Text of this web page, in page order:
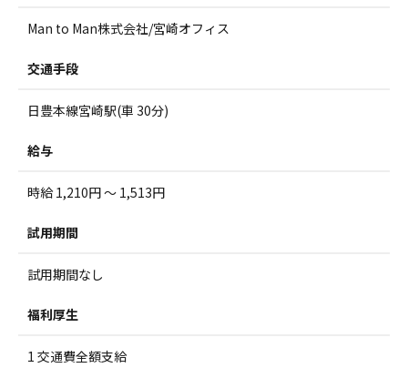
Man to Man株式会社/宮崎オフィス
交通手段
日豊本線宮崎駅(車 30分)
給与
時給 1,210円 ～ 1,513円
試用期間
試用期間なし
福利厚生
1 交通費全額支給